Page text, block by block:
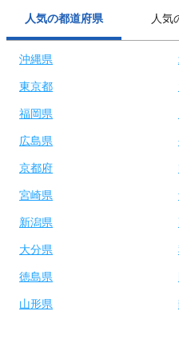
人気の都道府県 人気
沖縄県
東京都
福岡県
広島県
京都府
宮崎県
新潟県
大分県
徳島県
山形県